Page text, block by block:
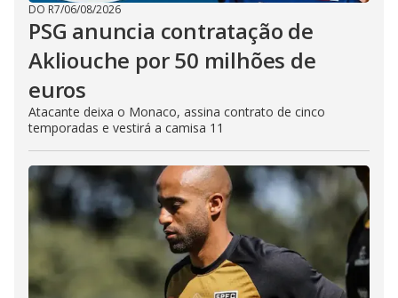
DO R7/06/08/2026
PSG anuncia contratação de
Akliouche por 50 milhões de
euros
Atacante deixa o Monaco, assina contrato de cinco
temporadas e vestirá a camisa 11